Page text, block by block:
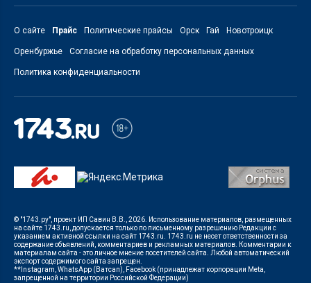
О сайте Прайс Политические прайсы Орск Гай Новотроицк
Оренбуржье Согласие на обработку персональных данных
Политика конфиденциальности
© "1743.ру", проект ИП Савин В.В., 2026. Использование материалов, размещенных
на сайте 1743.ru, допускается только по письменному разрешению Редакции с
указанием активной ссылки на сайт 1743.ru. 1743.ru не несет ответственности за
содержание объявлений, комментариев и рекламных материалов. Комментарии к
материалам сайта - это личное мнение посетителей сайта. Любой автоматический
экспорт содержимого сайта запрещен.
**Instagram, WhatsApp (Ватсап), Facebook (принадлежат корпорации Meta,
запрещенной на территории Российской Федерации)